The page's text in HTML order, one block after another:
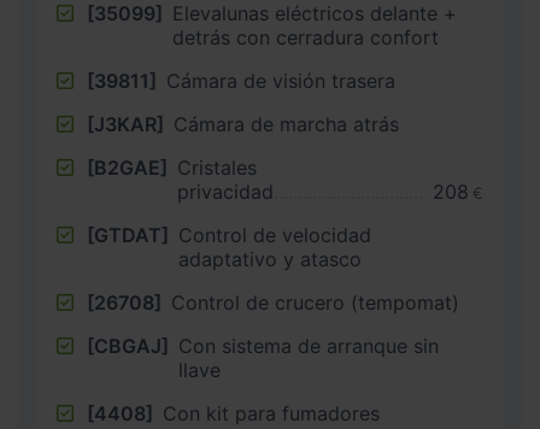
[35099] Elevalunas eléctricos delante +
detrás con cerradura confort
[39811] Cámara de visión trasera
[J3KAR] Cámara de marcha atrás
[B2GAE] Cristales
privacidad
208 €
[GTDAT] Control de velocidad
adaptativo y atasco
[26708] Control de crucero (tempomat)
[CBGAJ] Con sistema de arranque sin
llave
[4408] Con kit para fumadores